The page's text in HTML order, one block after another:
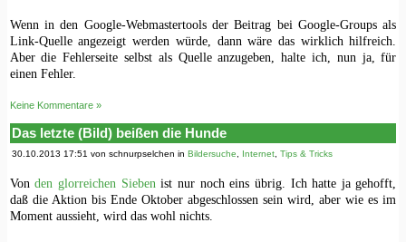
Wenn in den Google-Webmastertools der Beitrag bei Google-Groups als
Link-Quelle angezeigt werden würde, dann wäre das wirklich hilfreich.
Aber die Fehlerseite selbst als Quelle anzugeben, halte ich, nun ja, für
einen Fehler.
Keine Kommentare »
Das letzte (Bild) beißen die Hunde
30.10.2013 17:51 von schnurpselchen in Bildersuche Internet, Tips & Tricks
Vonden glorreichen Sieben ist nur noch eins übrig. Ich hatte ja gehofft,
daß die Aktion bis Ende Oktober abgeschlossen sein wird, aber wie es im
Moment aussieht, wird das wohl nichts.